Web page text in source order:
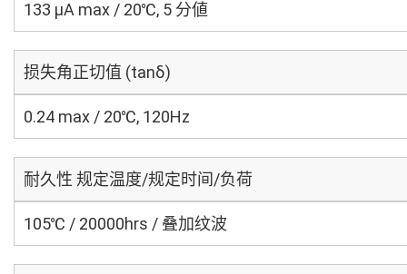
133 μA max / 20℃, 5 分値
损失角正切值 (tanδ)
0.24 max / 20℃, 120Hz
耐久性 规定温度/规定时间/负荷
105℃ / 20000hrs / 叠加纹波